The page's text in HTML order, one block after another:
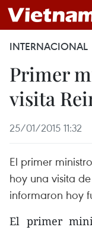
INTERNACIONAL
Primer
visita
25/01/2015 11:32
El primer
hoy una visita
informaron hoy
El primer